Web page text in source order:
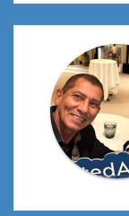
l’article